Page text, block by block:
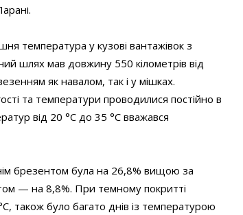
температура у кузові вантажівок з
шлях мав довжину 550 кілометрів від
як навалом, так і у мішках.
та температури проводилися постійно в
від 20 °C до 35 °C вважався
брезентом була на 26,8% вищою за
— на 8,8%. При темному покритті
також було багато днів із температурою